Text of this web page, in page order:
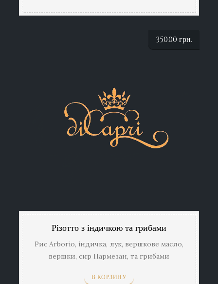
350.00 грн.
Різотто з індичкою та грибами
Рис Arborio, індичка, лук, вершкове масло,
вершки, сир Пармезан, та грибами
В КОРЗИНУ